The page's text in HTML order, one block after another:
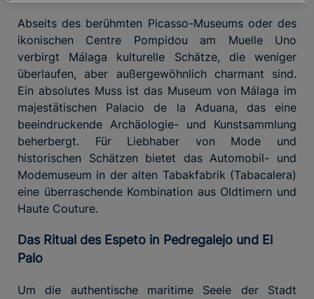
Abseits des berühmten Picasso-Museums oder des
ikonischen Centre Pompidou am Muelle Uno
verbirgt Málaga kulturelle Schätze, die weniger
überlaufen, aber außergewöhnlich charmant sind.
Ein absolutes Muss ist das Museum von Málaga im
majestätischen Palacio de la Aduana, das eine
beeindruckende Archäologie- und Kunstsammlung
beherbergt. Für Liebhaber von Mode und
historischen Schätzen bietet das Automobil- und
Modemuseum in der alten Tabakfabrik (Tabacalera)
eine überraschende Kombination aus Oldtimern und
Haute Couture.
Das Ritual des Espeto in Pedregalejo und El
Palo
Um die authentische maritime Seele der Stadt